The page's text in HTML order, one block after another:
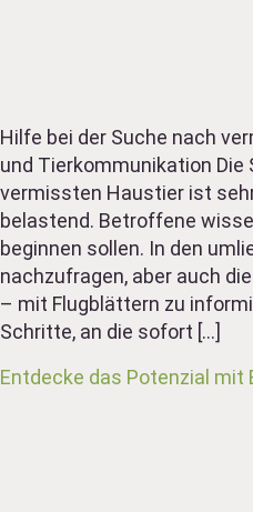
Hilfe bei der Suche nach
und Tierkommunikation Die
vermissten Haustier ist
belastend. Betroffene
beginnen sollen. In den
nachzufragen, aber auch
– mit Flugblättern zu
Schritte, an die sofort […]
Entdecke das Potenzial